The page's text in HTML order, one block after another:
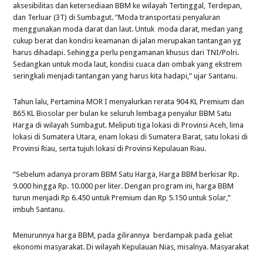
aksesibilitas dan ketersediaan BBM ke wilayah Tertinggal, Terdepan,
dan Terluar (3T) di Sumbagut. “Moda transportasi penyaluran
menggunakan moda darat dan laut. Untuk moda darat, medan yang
cukup berat dan kondisi keamanan di jalan merupakan tantangan yg
harus dihadapi. Sehingga perlu pengamanan khusus dari TNI/Polri.
Sedangkan untuk moda laut, kondisi cuaca dan ombak yang ekstrem
seringkali menjadi tantangan yang harus kita hadapi,” ujar Santanu.
Tahun lalu, Pertamina MOR I menyalurkan rerata 904 KL Premium dan
865 KL Biosolar per bulan ke seluruh lembaga penyalur BBM Satu
Harga di wilayah Sumbagut. Meliputi tiga lokasi di Provinsi Aceh, lima
lokasi di Sumatera Utara, enam lokasi di Sumatera Barat, satu lokasi di
Provinsi Riau, serta tujuh lokasi di Provinsi Kepulauan Riau.
“Sebelum adanya proram BBM Satu Harga, Harga BBM berkisar Rp.
9.000 hingga Rp. 10.000 per liter. Dengan program ini, harga BBM
turun menjadi Rp 6.450 untuk Premium dan Rp 5.150 untuk Solar,”
imbuh Santanu.
Menurunnya harga BBM, pada gilirannya berdampak pada geliat
ekonomi masyarakat. Di wilayah Kepulauan Nias, misalnya. Masyarakat